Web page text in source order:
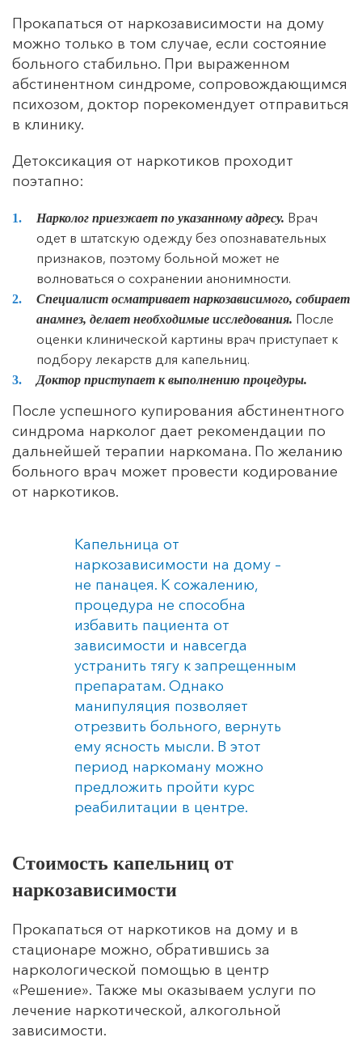
Прокапаться от наркозависимости на дому
можно только в том случае, если состояние
больного стабильно. При выраженном
абстинентном синдроме, сопровождающимся
психозом, доктор порекомендует отправиться
в клинику.
Детоксикация от наркотиков проходит
поэтапно:
Нарколог приезжает по указанному адресу. Врач
одет в штатскую одежду без опознавательных
признаков, поэтому больной может не
волноваться о сохранении анонимности.
Специалист осматривает наркозависимого, собирает
анамнез, делает необходимые исследования. После
оценки клинической картины врач приступает к
подбору лекарств для капельниц.
Доктор приступает к выполнению процедуры.
После успешного купирования абстинентного
синдрома нарколог дает рекомендации по
дальнейшей терапии наркомана. По желанию
больного врач может провести кодирование
от наркотиков.
Капельница от
наркозависимости на дому –
не панацея. К сожалению,
процедура не способна
избавить пациента от
зависимости и навсегда
устранить тягу к запрещенным
препаратам. Однако
манипуляция позволяет
отрезвить больного, вернуть
ему ясность мысли. В этот
период наркоману можно
предложить пройти курс
реабилитации в центре.
Стоимость капельниц от
наркозависимости
Прокапаться от наркотиков на дому и в
стационаре можно, обратившись за
наркологической помощью в центр
«Решение». Также мы оказываем услуги по
лечение наркотической, алкогольной
зависимости.